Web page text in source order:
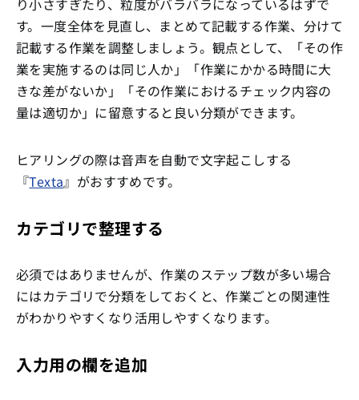
り小さすぎたり、粒度がバラバラになっているはずで
す。一度全体を見直し、まとめて記載する作業、分けて
記載する作業を調整しましょう。観点として、「その作
業を実施するのは同じ人か」「作業にかかる時間に大
きな差がないか」「その作業におけるチェック内容の
量は適切か」に留意すると良い分類ができます。
ヒアリングの際は音声を自動で文字起こしする
『Texta』がおすすめです。
カテゴリで整理する
必須ではありませんが、作業のステップ数が多い場合
にはカテゴリで分類をしておくと、作業ごとの関連性
がわかりやすくなり活用しやすくなります。
入力用の欄を追加